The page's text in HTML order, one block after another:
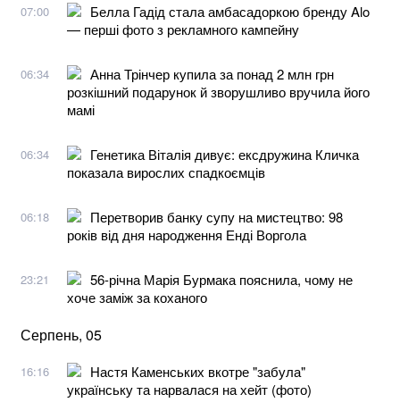
07:00
Белла Гадід стала амбасадоркою бренду Alo
— перші фото з рекламного кампейну
06:34
Анна Трінчер купила за понад 2 млн грн
розкішний подарунок й зворушливо вручила його
мамі
06:34
Генетика Віталія дивує: ексдружина Кличка
показала вирослих спадкоємців
06:18
Перетворив банку супу на мистецтво: 98
років від дня народження Енді Воргола
23:21
56-річна Марія Бурмака пояснила, чому не
хоче заміж за коханого
Серпень, 05
16:16
Настя Каменських вкотре "забула"
українську та нарвалася на хейт (фото)